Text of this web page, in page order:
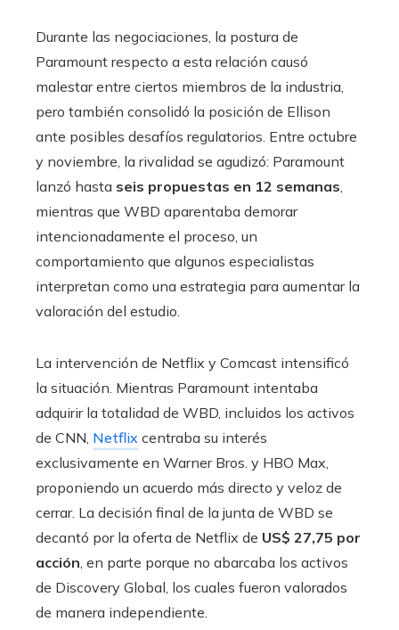
Durante las negociaciones, la postura de
Paramount respecto a esta relación causó
malestar entre ciertos miembros de la industria,
pero también consolidó la posición de Ellison
ante posibles desafíos regulatorios. Entre octubre
y noviembre, la rivalidad se agudizó: Paramount
lanzó hasta seis propuestas en 12 semanas
mientras que WBD aparentaba demorar
intencionadamente el proceso, un
comportamiento que algunos especialistas
interpretan como una estrategia para aumentar la
valoración del estudio.
La intervención de Netflix y Comcast intensificó
la situación. Mientras Paramount intentaba
adquirir la totalidad de WBD, incluidos los activos
de CNN, Netflix centraba su interés
exclusivamente en Warner Bros. y HBO Max,
proponiendo un acuerdo más directo y veloz de
cerrar. La decisión final de la junta de WBD se
decantó por la oferta de Netflix de US$ 27,75 por
acción , en parte porque no abarcaba los activos
de Discovery Global, los cuales fueron valorados
de manera independiente.